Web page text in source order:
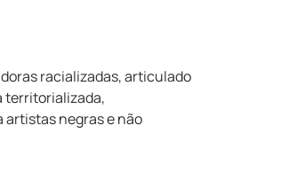
racializadas, articulado
territorializada,
artistas negras e não